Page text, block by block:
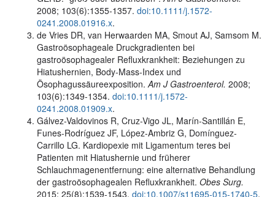
2008; 103(6):1355-1357. doi:10.1111/j.1572-
0241.2008.01916.x.
de Vries DR, van Herwaarden MA, Smout AJ, Samsom M.
Gastroösophageale Druckgradienten bei
gastroösophagealer Refluxkrankheit: Beziehungen zu
Hiatushernien, Body-Mass-Index und
Ösophagussäureexposition.Am J Gastroenterol. 2008;
103(6):1349-1354. doi:10.1111/j.1572-
0241.2008.01909.x.
Gálvez-Valdovinos R, Cruz-Vigo JL, Marín-Santillán E,
Funes-Rodríguez JF, López-Ambriz G, Domínguez-
Carrillo LG. Kardiopexie mit Ligamentum teres bei
Patienten mit Hiatushernie und früherer
Schlauchmagenentfernung: eine alternative Behandlung
der gastroösophagealen Refluxkrankheit. Obes Surg.
2015; 25(8):1539-1543. doi:10.1007/s11695-015-1740-5.